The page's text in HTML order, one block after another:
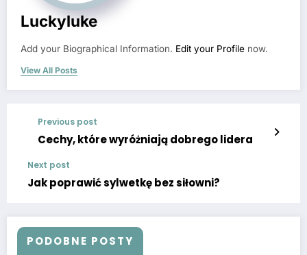
Luckyluke
Add your Biographical Information. Edit your Profile now.
View All Posts
Previous post
Cechy, które wyróżniają dobrego lidera
Next post
Jak poprawić sylwetkę bez siłowni?
PODOBNE POSTY